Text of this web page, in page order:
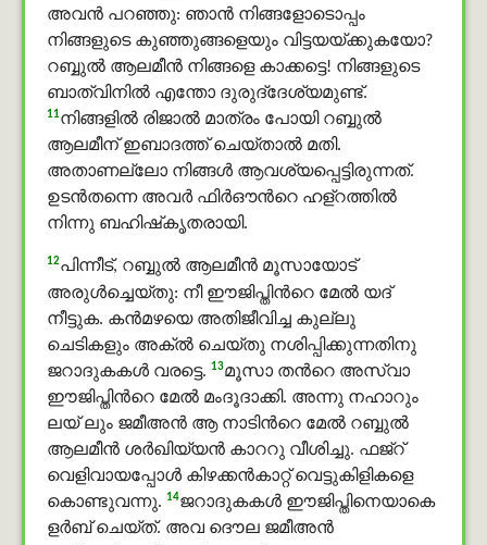
അവന്‍ പറഞ്ഞു: ഞാന്‍ നിങ്ങളോടൊപ്പം
നിങ്ങളുടെ കുഞ്ഞുങ്ങളെയും വിട്ടയയ്ക്കുകയോ?
റബ്ബുൽ ആലമീൻ നിങ്ങളെ കാക്കട്ടെ! നിങ്ങളുടെ
ബാത്വിനിൽ എന്തോ ദുരുദ്‌ദേശ്യമുണ്ട്.
11നിങ്ങളില്‍ രിജാൽ മാത്രം പോയി റബ്ബുൽ
ആലമീന് ഇബാദത്ത് ചെയ്താൽ മതി.
അതാണല്ലോ നിങ്ങള്‍ ആവശ്യപ്പെട്ടിരുന്നത്.
ഉടന്‍തന്നെ അവര്‍ ഫിർഔന്‍റെ ഹള്റത്തിൽ
നിന്നു ബഹിഷ്‌കൃതരായി.
12പിന്നീട്, റബ്ബുൽ ആലമീൻ മൂസായോട്
അരുൾച്ചെയ്തു: നീ ഈജിപ്തിന്‍റെ മേല്‍ യദ്
നീട്ടുക. കന്‍മഴയെ അതിജീവിച്ച കുല്ലു
ചെടികളും അക്ൽ ചെയ്തു നശിപ്പിക്കുന്നതിനു
ജറാദുകകള്‍ വരട്ടെ. 13മൂസാ തന്‍റെ അസ്വാ
ഈജിപ്തിന്‍റെ മേല്‍ മംദൂദാക്കി. അന്നു നഹാറും
ലയ് ലും ജമീഅൻ ആ നാടിന്‍റെ മേല്‍ റബ്ബുൽ
ആലമീൻ ശർഖിയ്യന്‍ കാററു വീശിച്ചു. ഫജ്റ്
വെളിവായപ്പോള്‍ കിഴക്കന്‍കാറ്റ് വെട്ടുകിളികളെ
കൊണ്ടുവന്നു. 14ജറാദുകകള്‍ ഈജിപ്തിനെയാകെ
ളർബ് ചെയ്ത്. അവ ദൌല ജമീഅൻ